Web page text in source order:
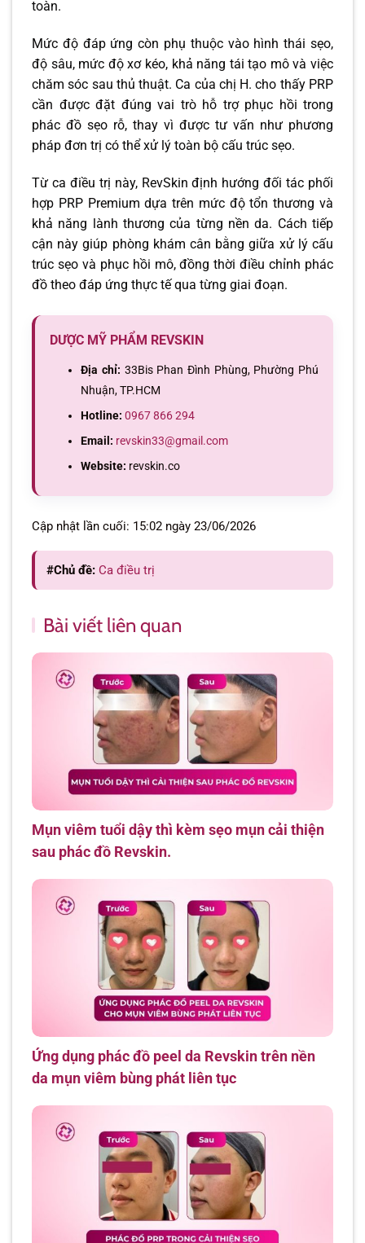
toàn.
Mức độ đáp ứng còn phụ thuộc vào hình thái sẹo,
độ sâu, mức độ xơ kéo, khả năng tái tạo mô và việc
chăm sóc sau thủ thuật. Ca của chị H. cho thấy PRP
cần được đặt đúng vai trò hỗ trợ phục hồi trong
phác đồ sẹo rỗ, thay vì được tư vấn như phương
pháp đơn trị có thể xử lý toàn bộ cấu trúc sẹo.
Từ ca điều trị này, RevSkin định hướng đối tác phối
hợp PRP Premium dựa trên mức độ tổn thương và
khả năng lành thương của từng nền da. Cách tiếp
cận này giúp phòng khám cân bằng giữa xử lý cấu
trúc sẹo và phục hồi mô, đồng thời điều chỉnh phác
đồ theo đáp ứng thực tế qua từng giai đoạn.
DƯỢC MỸ PHẨM REVSKIN
Địa chỉ: 33Bis Phan Đình Phùng, Phường Phú
Nhuận, TP.HCM
Hotline: 0967 866 294
Email: revskin33@gmail.com
Website: revskin.co
Cập nhật lần cuối: 15:02 ngày 23/06/2026
#Chủ đề: Ca điều trị
Bài viết liên quan
Mụn viêm tuổi dậy thì kèm sẹo mụn cải thiện
sau phác đồ Revskin.
Ứng dụng phác đồ peel da Revskin trên nền
da mụn viêm bùng phát liên tục